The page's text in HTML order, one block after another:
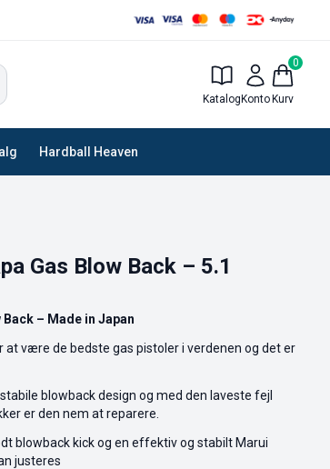
Katalog Konto
0
Kurv
Hardball Heaven
Gas Blow Back – 5.1
– Made in Japan
at være de bedste gas pistoler i verdenen og det er
blowback design og med den laveste fejl
er den nem at reparere.
blowback kick og en effektiv og stabilt Marui
justeres